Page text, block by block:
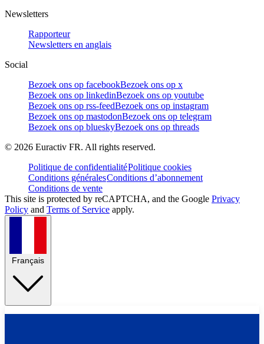
Newsletters
Rapporteur
Newsletters en anglais
Social
Bezoek ons op facebookBezoek ons op x
Bezoek ons op linkedinBezoek ons op youtube
Bezoek ons op rss-feedBezoek ons op instagram
Bezoek ons op mastodonBezoek ons op telegram
Bezoek ons op blueskyBezoek ons op threads
© 2026 Euractiv FR. All rights reserved.
Politique de confidentialitéPolitique cookies
Conditions généralesConditions d’abonnement
Conditions de vente
This site is protected by reCAPTCHA, and the Google Privacy
Policy and Terms of Service apply.
Français